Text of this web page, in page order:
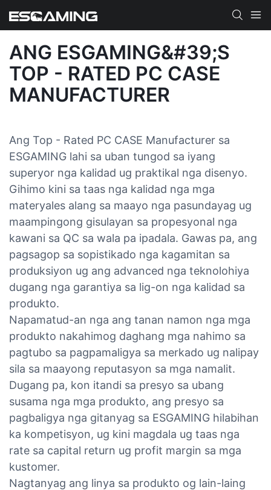
ANG ESGAMING&#39;S
TOP - RATED PC CASE
MANUFACTURER
Ang Top - Rated PC CASE Manufacturer sa
ESGAMING lahi sa uban tungod sa iyang
superyor nga kalidad ug praktikal nga disenyo.
Gihimo kini sa taas nga kalidad nga mga
materyales alang sa maayo nga pasundayag ug
maampingong gisulayan sa propesyonal nga
kawani sa QC sa wala pa ipadala. Gawas pa, ang
pagsagop sa sopistikado nga kagamitan sa
produksiyon ug ang advanced nga teknolohiya
dugang nga garantiya sa lig-on nga kalidad sa
produkto.
Napamatud-an nga ang tanan namon nga mga
produkto nakahimog daghang mga nahimo sa
pagtubo sa pagpamaligya sa merkado ug nalipay
sila sa maayong reputasyon sa mga namalit.
Dugang pa, kon itandi sa presyo sa ubang
susama nga mga produkto, ang presyo sa
pagbaligya nga gitanyag sa ESGAMING hilabihan
ka kompetisyon, ug kini magdala ug taas nga
rate sa capital return ug profit margin sa mga
kustomer.
Nagtanyag ang linya sa produkto og lain-laing